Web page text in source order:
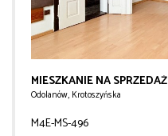
MIESZKANIE NA SPRZEDAŻ
Odolanów, Krotoszyńska
M4E-MS-496